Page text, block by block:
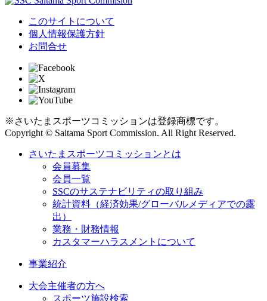
このサイトについて
個人情報保護方針
お問合せ
※さいたまスポーツコミッションは登録商標です。
Copyright © Saitama Sport Commission. All Right Reserved.
さいたまスポーツコミッションとは
会員募集
会員一覧
SSCのサステナビリティの取り組み
統計資料（経済効果/グローバルメディアでの露
出）
業務・財務情報
カスタマーハラスメントについて
事業紹介
大会主催者の方へ
スポーツ施設検索